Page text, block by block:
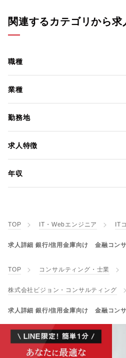
関連するカテゴリから求
職種
業種
勤務地
求人特徴
年収
TOP IT・Webエンジニア IT
求人詳細 銀行/信用金庫向け 金融コン
TOP コンサルティング・士業
株式会社ビジョン・コンサルティング
求人詳細 銀行/信用金庫向け 金融コン